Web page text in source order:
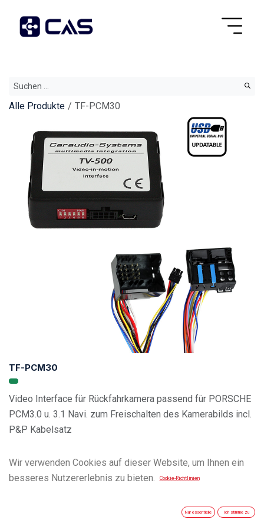
Alle Produkte TF-PCM30
TF-PCM30
Video Interface für Rückfahrkamera passend für PORSCHE
PCM3.0 u. 3.1 Navi. zum Freischalten des Kamerabilds incl.
P&P Kabelsatz
Wir verwenden Cookies auf dieser Website, um Ihnen ein
besseres Nutzererlebnis zu bieten.
Cookie-Richtlinien
Nur essentielle Ich stimme zu